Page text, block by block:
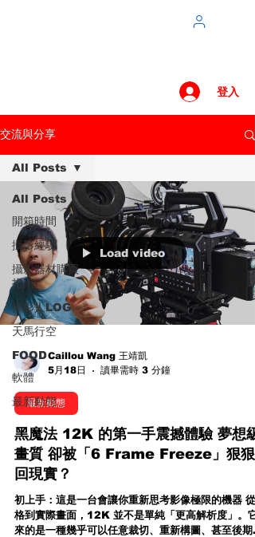
登入
交流與分享
All Posts
開箱時間
攝影經驗
攝影器材購買
指南
攝影人LOG
天馬行空
FOOD
軟體
最新動態
All Posts
Load video
Caillou Wang 王靖凱
5月18日
讀畢需時 3 分鐘
最新動態
黑魔法 12K 的第一手震撼體驗 夢想級
畫質 卻被「6 Frame Freeze」狠狠
回現實？
初上手：這是一台會讓你重新思考影像極限的機器 從
格到實際畫面，12K 並不是單純「更高解析度」。它
來的是一種幾乎可以任意裁切、重新構圖、甚至後期